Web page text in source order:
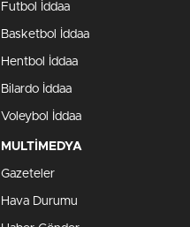
Futbol İddaa
Basketbol İddaa
Hentbol İddaa
Bilardo İddaa
Voleybol İddaa
MULTİMEDYA
Gazeteler
Hava Durumu